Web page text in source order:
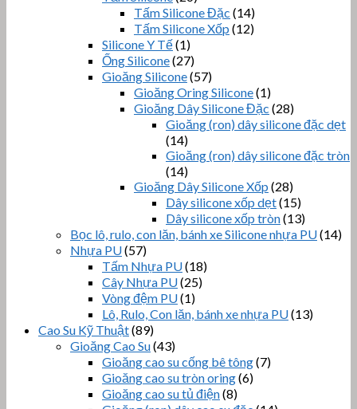
Tấm Silicone Đặc (14)
Tấm Silicone Xốp (12)
Silicone Y Tế(1)
Ống Silicone(27)
Gioăng Silicone(57)
Gioăng Oring Silicone(1)
Gioăng Dây Silicone Đặc (28)
Gioăng (ron) dây silicone đặc dẹt
(14)
Gioăng (ron) dây silicone đặc tròn
(14)
Gioăng Dây Silicone Xốp (28)
Dây silicone xốp dẹt(15)
Dây silicone xốp tròn(13)
Bọc lô, rulo, con lăn, bánh xe Silicone nhựa PU(14)
Nhựa PU(57)
Tấm Nhựa PU(18)
Cây Nhựa PU(25)
Vòng đệm PU(1)
Lô, Rulo, Con lăn, bánh xe nhựa PU(13)
Cao Su Kỹ Thuật(89)
Gioăng Cao Su(43)
Gioăng cao su cống bê tông(7)
Gioăng cao su tròn oring(6)
Gioăng cao su tủ điện(8)